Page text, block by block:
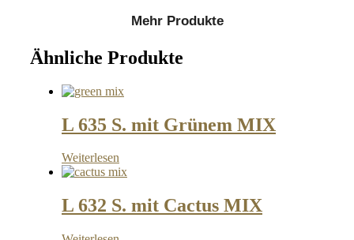
Mehr Produkte
Ähnliche Produkte
L 635 S. mit Grünem MIX
Weiterlesen
L 632 S. mit Cactus MIX